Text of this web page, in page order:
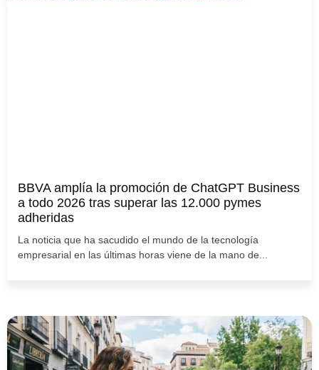
BBVA amplía la promoción de ChatGPT Business
a todo 2026 tras superar las 12.000 pymes
adheridas
La noticia que ha sacudido el mundo de la tecnología
empresarial en las últimas horas viene de la mano de...